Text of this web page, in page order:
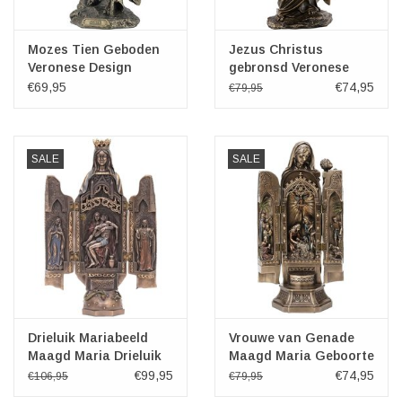
Mozes Tien Geboden
Veronese Design
€69,95
Jezus Christus
gebronsd Veronese
Design
€79,95 €74,95
SALE
Drieluik Mariabeeld
Maagd Maria Drieluik
Altaar
€106,95 €99,95
SALE
Vrouwe van Genade
Maagd Maria Geboorte
Drieluik Altaar
€79,95 €74,95